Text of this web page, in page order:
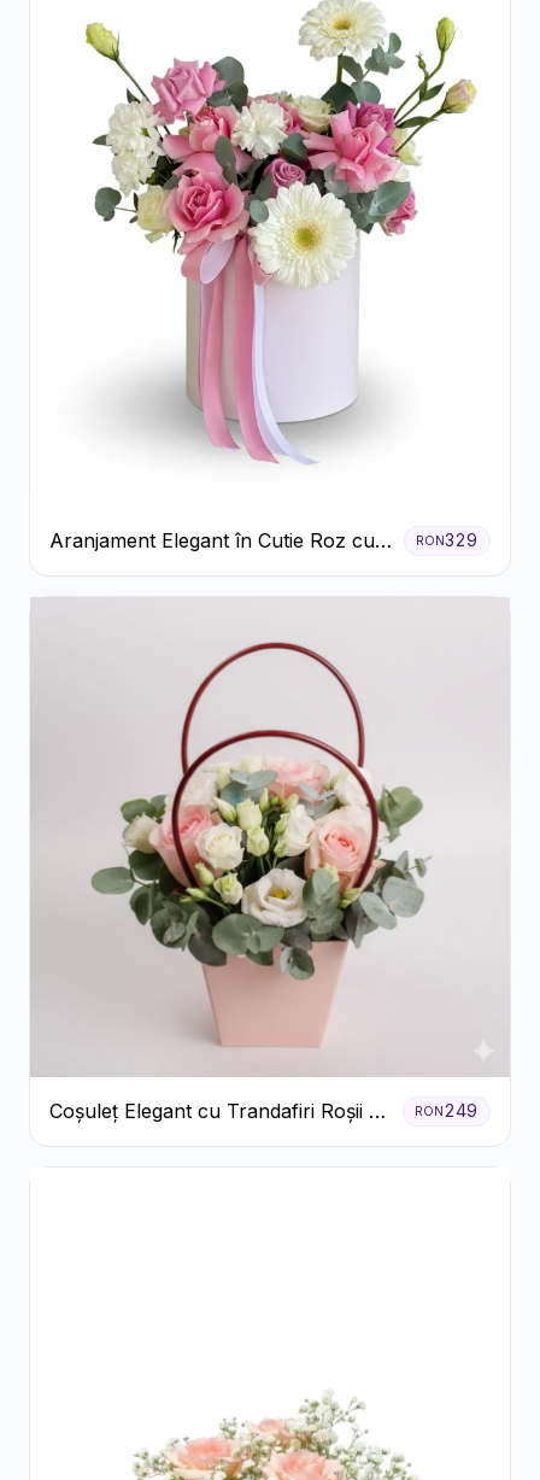
Aranjament Elegant în Cutie Roz cu
Trandafiri și Gerbera
RON329
Coșuleț Elegant cu Trandafiri Roșii și
Lisianthus Alb
RON249